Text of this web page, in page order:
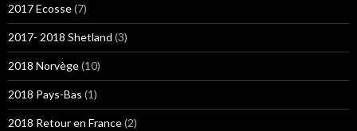
2017 Ecosse(7)
2017- 2018 Shetland (3)
2018 Norvège(10)
2018 Pays-Bas (1)
2018 Retour en France(2)